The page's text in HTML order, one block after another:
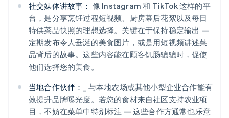
社交媒体讲故事： 像 Instagram 和 TikTok 这样的平
台，是分享烹饪过程短视频、厨房幕后花絮以及每日
特供菜品快照的理想选择。关键在于保持稳定输出 —
定期发布令人垂涎的美食图片，或是用短视频讲述菜
品背后的故事。这些内容能在顾客饥肠辘辘时，促使
他们选择您的美食。
当地合作伙伴：
_ 与本地农场或其他小型企业合作能有
效提升品牌曝光度。若您的食材来自社区支持农业项
目，不妨在菜单中特别标注 — 这些合作方通常也乐意